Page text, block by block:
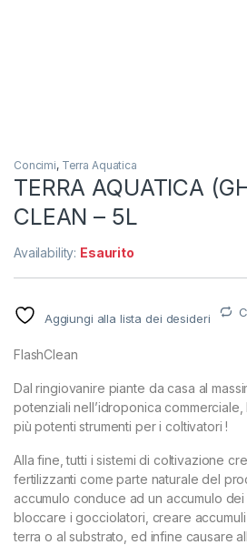
Concimi, Terra Aquatica
TERRA AQUATICA
CLEAN – 5L
Availability: Esaurito
Aggiungi alla lista dei desideri
FlashClean
Dal ringiovanire piante da casa al
potenziali nell’idroponica
più potenti strumenti per i coltivatori !
Alla fine, tutti i sistemi di coltivazione
fertilizzanti come parte naturale del
accumulo conduce ad un accumulo
bloccare i gocciolatori, creare accumuli
terra o al substrato, ed infine causare